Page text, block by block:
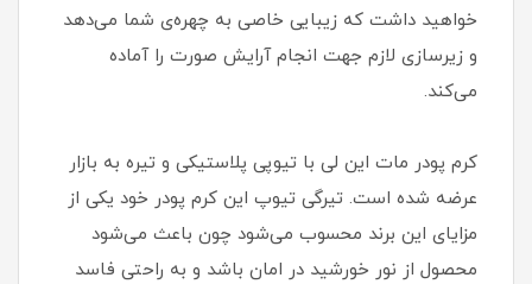
خواهید داشت که زیبایی خاصی به چهره‌ی شما می‌دهد
و زیرسازی لازم جهت انجام آرایش صورت را آماده
می‌کند.
کرم پودر مات این لی با تیوپی پلاستیکی و تیره به بازار
عرضه شده است. تیرگی تیوپ این کرم پودر خود یکی از
مزایای این برند محسوب می‌شود چون باعث می‌شود
محصول از نور خورشید در امان باشد و به راحتی فاسد